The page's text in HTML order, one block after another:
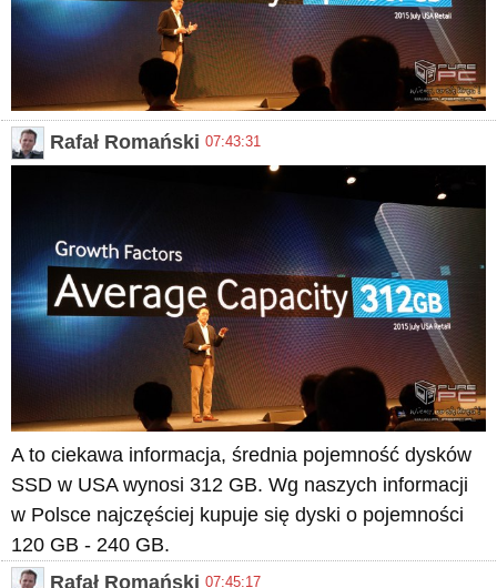
Rafał Romański 07:43:31
A to ciekawa informacja, średnia pojemność dysków
SSD w USA wynosi 312 GB. Wg naszych informacji
w Polsce najczęściej kupuje się dyski o pojemności
120 GB - 240 GB.
Rafał Romański 07:45:17